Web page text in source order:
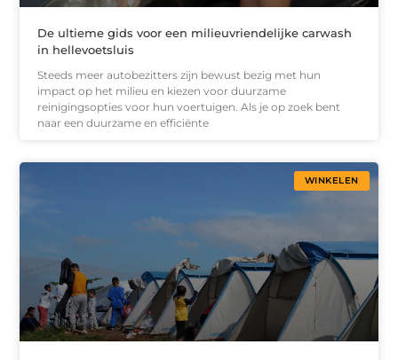
De ultieme gids voor een milieuvriendelijke carwash
in hellevoetsluis
Steeds meer autobezitters zijn bewust bezig met hun
impact op het milieu en kiezen voor duurzame
reinigingsopties voor hun voertuigen. Als je op zoek bent
naar een duurzame en efficiënte
WINKELEN